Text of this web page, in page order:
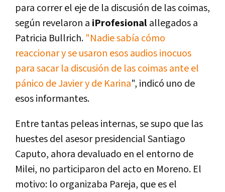
para correr el eje de la discusión de las coimas,
según revelaron a iProfesionalallegados a
Patricia Bullrich. "Nadie sabía cómo
reaccionar y se usaron esos audios inocuos
para sacar la discusión de las coimas ante el
pánico de Javier y de Karina", indicó uno de
esos informantes.
Entre tantas peleas internas, se supo que las
huestes del asesor presidencial Santiago
Caputo, ahora devaluado en el entorno de
Milei, no participaron del acto en Moreno. El
motivo: lo organizaba Pareja, que es el